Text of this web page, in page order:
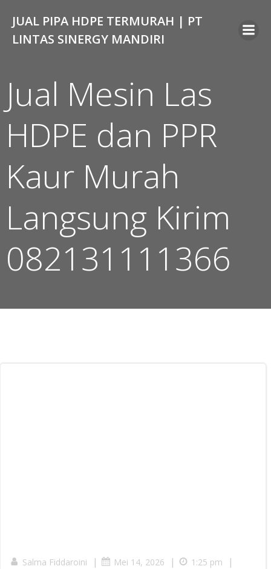
to
content
JUAL PIPA HDPE TERMURAH | PT
LINTAS SINERGY MANDIRI
Jual Mesin Las
HDPE dan PPR
Kaur Murah
Langsung Kirim
082131111366
Salma Fiddaroini | Mei 14, 2026 | 1:25 pm |